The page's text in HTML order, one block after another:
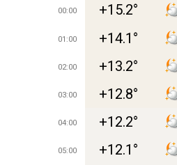
00:00 +15.2°
01:00 +14.1°
02:00 +13.2°
03:00 +12.8°
04:00 +12.2°
05:00 +12.1°